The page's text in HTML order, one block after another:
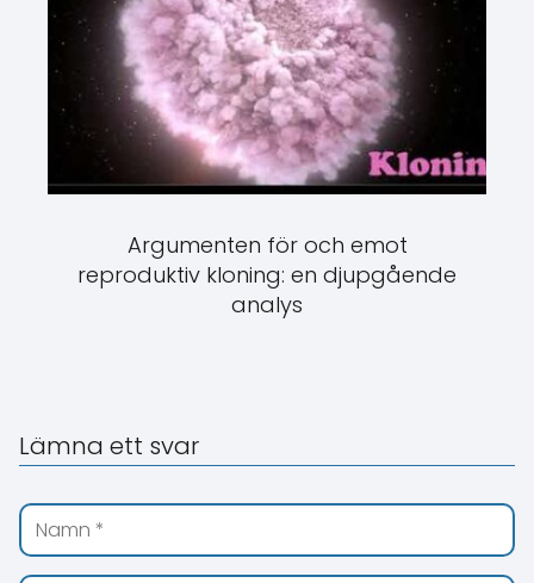
Argumenten för och emot
reproduktiv kloning: en djupgående
analys
Lämna ett svar